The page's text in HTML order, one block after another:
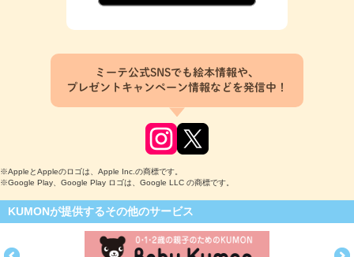
ミーテ公式SNSでも絵本情報や、
プレゼントキャンペーン情報などを発信中！
※AppleとAppleのロゴは、Apple Inc.の商標です。
※Google Play、Google Play ロゴは、Google LLC の商標です。
KUMONが提供するその他のサービス